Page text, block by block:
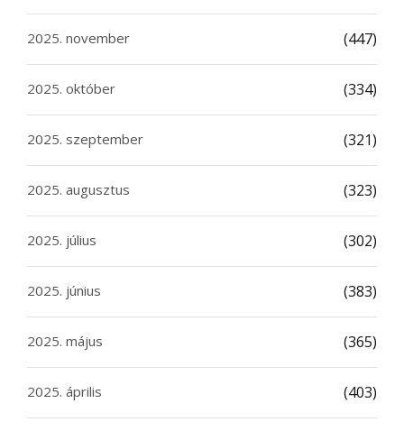
2025. november (447)
2025. október (334)
2025. szeptember (321)
2025. augusztus (323)
2025. július (302)
2025. június (383)
2025. május (365)
2025. április (403)